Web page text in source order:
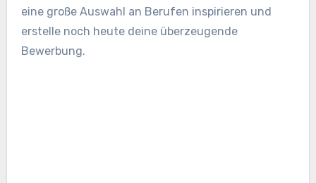
eine große Auswahl an Berufen inspirieren und
erstelle noch heute deine überzeugende
Bewerbung.